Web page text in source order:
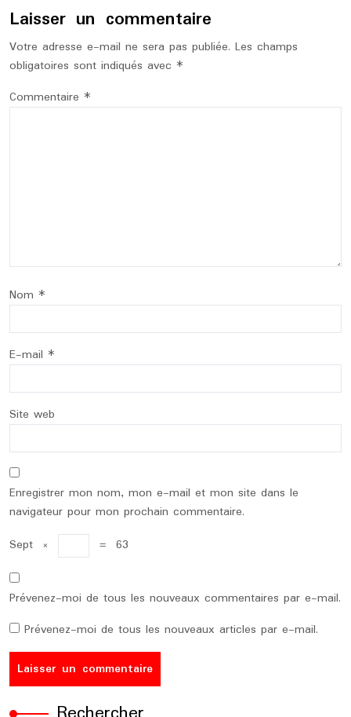
Laisser un commentaire
Votre adresse e-mail ne sera pas publiée. Les champs
obligatoires sont indiqués avec *
Commentaire *
Nom *
E-mail *
Site web
Enregistrer mon nom, mon e-mail et mon site dans le
navigateur pour mon prochain commentaire.
Sept × = 63
Prévenez-moi de tous les nouveaux commentaires par e-mail.
Prévenez-moi de tous les nouveaux articles par e-mail.